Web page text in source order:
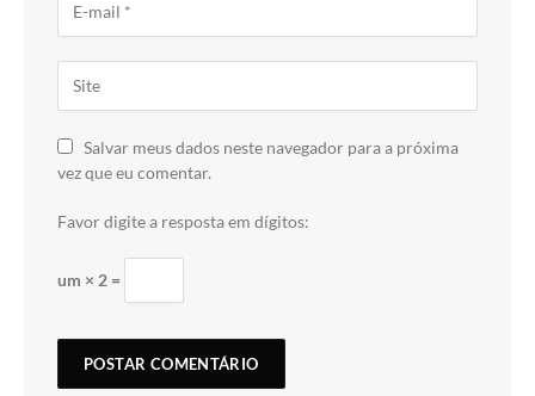
Salvar meus dados neste navegador para a próxima
vez que eu comentar.
Favor digite a resposta em dígitos:
um × 2 =